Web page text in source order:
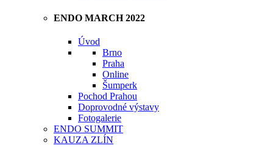
ENDO MARCH 2022
Úvod
Brno
Praha
Online
Šumperk
Pochod Prahou
Doprovodné výstavy
Fotogalerie
ENDO SUMMIT
KAUZA ZLÍN